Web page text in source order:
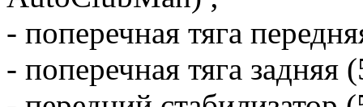
- поперечная тяга
- поперечная тяга